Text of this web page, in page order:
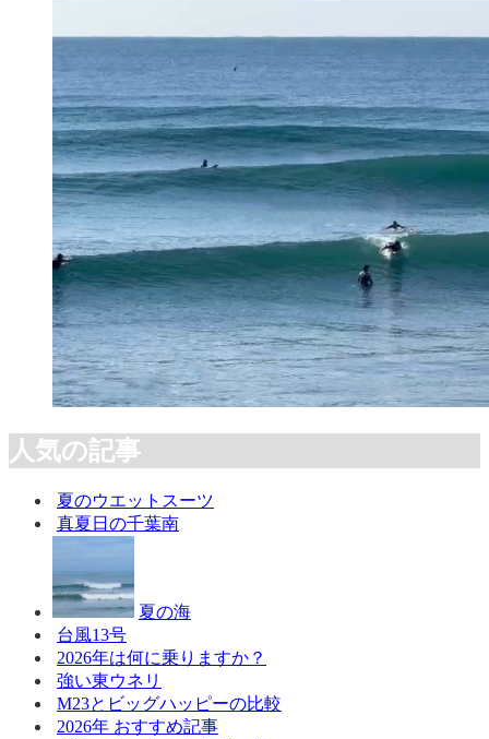
人気の記事
夏のウエットスーツ
真夏日の千葉南
夏の海
台風13号
2026年は何に乗りますか？
強い東ウネリ
M23とビッグハッピーの比較
2026年 おすすめ記事